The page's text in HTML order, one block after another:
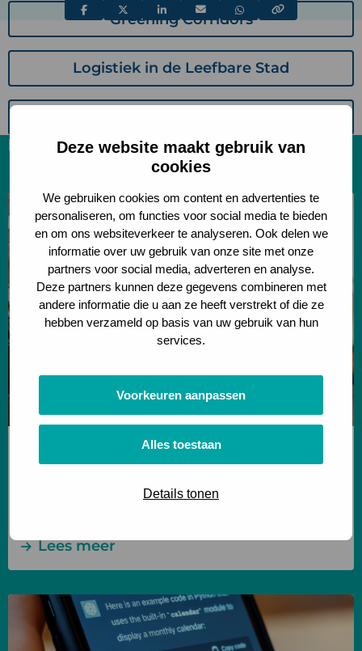
Deze website maakt gebruik van
cookies
We gebruiken cookies om content en advertenties te
personaliseren, om functies voor social media te bieden
en om ons websiteverkeer te analyseren. Ook delen we
informatie over uw gebruik van onze site met onze
partners voor social media, adverteren en analyse.
Deze partners kunnen deze gegevens combineren met
andere informatie die u aan ze heeft verstrekt of die ze
hebben verzameld op basis van uw gebruik van hun
services.
Voorkeuren aanpassen
Alles toestaan
Details tonen
Deel
Deel
Deel
Deel
Deel
Greening Corridors
Logistiek in de Leefbare Stad
Relevante artikelen
Data driven & Automation
Hoe haal je met data enorme
Lees meer
meer
over
Onderzoek
naar
data-
gedreven
slotting
Lees
meer